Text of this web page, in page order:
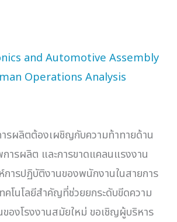
and Automotive Assembly
Operations Analysis
รผลิตต้องเผชิญกับความท้าทายด้าน
ารผลิต และการขาดแคลนแรงงาน
การปฏิบัติงานของพนักงานในสายการ
คโนโลยีสำคัญที่ช่วยยกระดับขีดความ
ของโรงงานสมัยใหม่ ขอเชิญผู้บริหาร